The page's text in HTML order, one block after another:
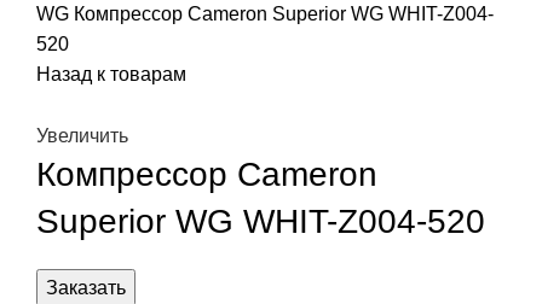
WG Компрессор Cameron Superior WG WHIT-Z004-
520
Назад к товарам
Увеличить
Компрессор Cameron
Superior WG WHIT-Z004-520
Заказать